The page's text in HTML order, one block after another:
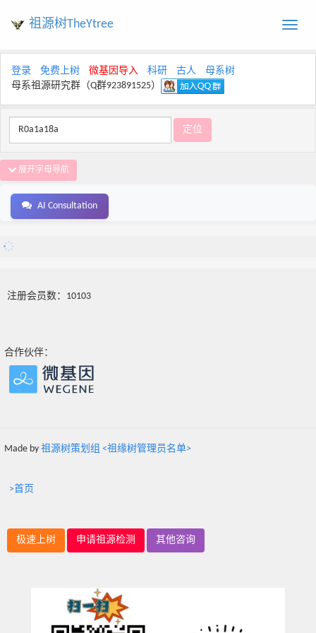
Toggle
祖源树TheYtree
登录 免费上树 微基因导入 科研 古人
母系树
母系祖源研究群（Q群923891525）
展开字母导航
AI Consultation
注册会员数：10103
合作伙伴：
Made by 祖源树策划组 <祖缘树管理员名单>
>首页
极速上树 申请祖源检测 其他咨询